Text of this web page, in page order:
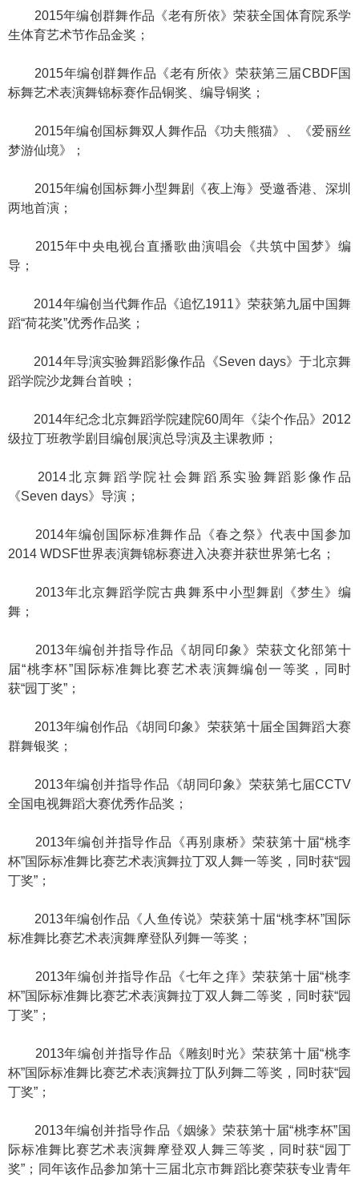
2015年编创群舞作品《老有所依》荣获全国体育院系学
生体育艺术节作品金奖；
2015年编创群舞作品《老有所依》荣获第三届CBDF国
标舞艺术表演舞锦标赛作品铜奖、编导铜奖；
2015年编创国标舞双人舞作品《功夫熊猫》、《爱丽丝
梦游仙境》；
2015年编创国标舞小型舞剧《夜上海》受邀香港、深圳
两地首演；
2015年中央电视台直播歌曲演唱会《共筑中国梦》编
导；
2014年编创当代舞作品《追忆1911》荣获第九届中国舞
蹈“荷花奖”优秀作品奖；
2014年导演实验舞蹈影像作品《Seven days》于北京舞
蹈学院沙龙舞台首映；
2014年纪念北京舞蹈学院建院60周年《柒个作品》2012
级拉丁班教学剧目编创展演总导演及主课教师；
2014北京舞蹈学院社会舞蹈系实验舞蹈影像作品
《Seven days》导演；
2014年编创国际标准舞作品《春之祭》代表中国参加
2014 WDSF世界表演舞锦标赛进入决赛并获世界第七名；
2013年北京舞蹈学院古典舞系中小型舞剧《梦生》编
舞；
2013年编创并指导作品《胡同印象》荣获文化部第十
届“桃李杯”国际标准舞比赛艺术表演舞编创一等奖，同时
获“园丁奖”；
2013年编创作品《胡同印象》荣获第十届全国舞蹈大赛
群舞银奖；
2013年编创并指导作品《胡同印象》荣获第七届CCTV
全国电视舞蹈大赛优秀作品奖；
2013年编创并指导作品《再别康桥》荣获第十届“桃李
杯”国际标准舞比赛艺术表演舞拉丁双人舞一等奖，同时获“园
丁奖”；
2013年编创作品《人鱼传说》荣获第十届“桃李杯”国际
标准舞比赛艺术表演舞摩登队列舞一等奖；
2013年编创并指导作品《七年之痒》荣获第十届“桃李
杯”国际标准舞比赛艺术表演舞拉丁双人舞二等奖，同时获“园
丁奖”；
2013年编创并指导作品《雕刻时光》荣获第十届“桃李
杯”国际标准舞比赛艺术表演舞拉丁队列舞二等奖，同时获“园
丁奖”；
2013年编创并指导作品《姻缘》荣获第十届“桃李杯”国
际标准舞比赛艺术表演舞摩登双人舞三等奖，同时获“园丁
奖”；同年该作品参加第十三届北京市舞蹈比赛荣获专业青年